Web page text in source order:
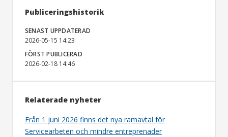
Publiceringshistorik
SENAST UPPDATERAD
2026-05-15 14:23
FÖRST PUBLICERAD
2026-02-18 14:46
Relaterade nyheter
Från 1 juni 2026 finns det nya ramavtal för
Servicearbeten och mindre entreprenader